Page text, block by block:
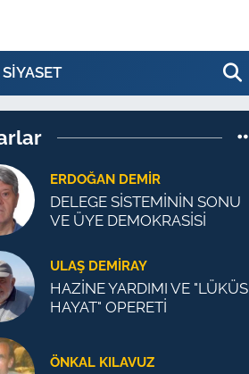
SİYASET
ERDOĞAN DEMIR
DELEGE SİSTEMİNİN SONU
VE ÜYE DEMOKRASİSİ
ULAŞ DEMİRAY
HAZİNE YARDIMI VE "LÜKÜS
HAYAT" OPERETİ
ÖNKAL KILAVUZ